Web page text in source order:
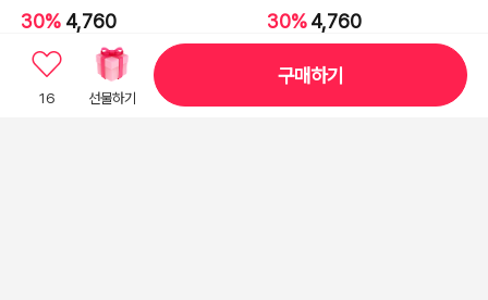
30% 4,760
Otogicco 미니미니 빨간망토
30%4,760
Otogicco 미니미니 아기돼지
16 선물하기
구매하기